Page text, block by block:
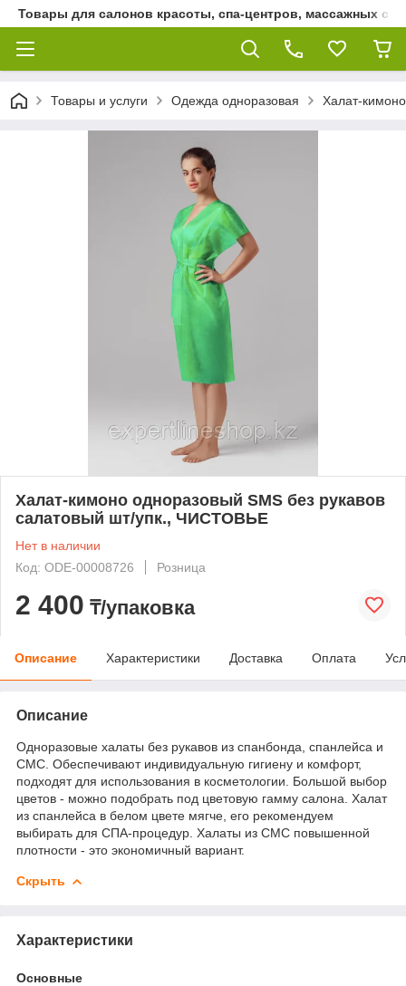
Товары для салонов красоты, спа-центров, массажных
Товары и услуги Одежда одноразовая Халат-
Халат-кимоно одноразовый SMS без рукавов
салатовый шт/упк., ЧИСТОВЬЕ
Нет в наличии
Код: ODE-00008726
Розница
2 400 ₸/упаковка
Описание Характеристики Доставка Оплата
Описание
Одноразовые халаты без рукавов из спанбонда, спанлейса и
СМС. Обеспечивают индивидуальную гигиену и комфорт,
подходят для использования в косметологии. Большой выбор
цветов - можно подобрать под цветовую гамму салона. Халат
из спанлейса в белом цвете мягче, его рекомендуем
выбирать для СПА-процедур. Халаты из СМС повышенной
плотности - это экономичный вариант.
Скрыть
Характеристики
Основные